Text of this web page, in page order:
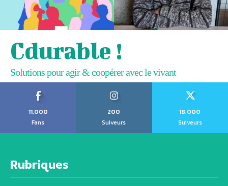
Cdurable !
Solutions pour agir & coopérer avec le vivant
11,000
Fans
200
Suiveurs
18,000
Suiveurs
Rubriques